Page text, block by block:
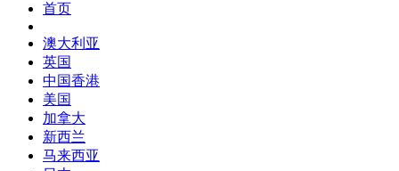
首页
澳大利亚
英国
中国香港
美国
加拿大
新西兰
马来西亚